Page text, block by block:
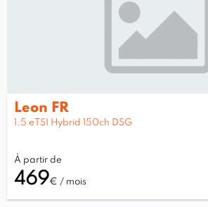
Leon FR
1.5 eTSI Hybrid 150ch DSG
À partir de
469€ / mois